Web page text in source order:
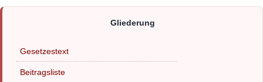
Gesetzestext
Beitragsliste